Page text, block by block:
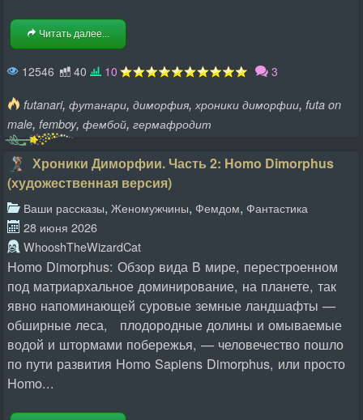
Читать далее...
12546 40 10 3
futanari, футанари, диморфия,хроники диморфии, futa on
male, femboy, фембой, гермафродит
Хроники Диморфии. Часть 2: Homo Dimorphus
(художественная версия)
Ваши рассказы, Женомужчины, Фемдом, Фантастика
28 июня 2026
WhooshTheWizardCat
Homo Dimorphus: Обзор вида В мире, перестроенном
под матриархальное доминирование, на планете, так
явно напоминающей суровые земные ландшафты —
обширные леса, плодородные долины и омываемые
водой и штормами побережья, — человечество пошло
по пути развития Homo Sapiens Dimorphus, или просто
Homo...